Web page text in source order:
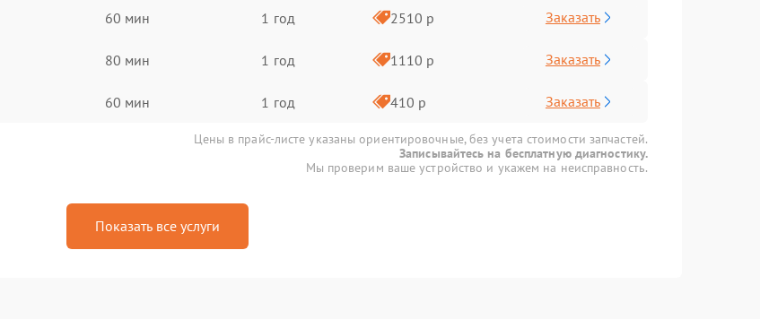
60 мин 1 год 2510 р Заказать
80 мин 1 год 1110 р Заказать
60 мин 1 год 410 р Заказать
Цены в прайс-листе указаны ориентировочные, без учета стоимости запчастей.
Записывайтесь на бесплатную диагностику.
Мы проверим ваше устройство и укажем на неисправность.
Показать все услуги